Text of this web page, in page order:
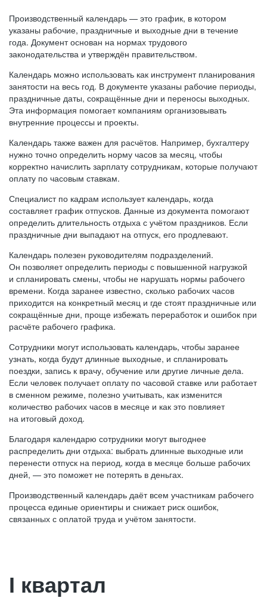
Производственный календарь — это график, в котором
указаны рабочие, праздничные и выходные дни в течение
года. Документ основан на нормах трудового
законодательства и утверждён правительством.
Календарь можно использовать как инструмент планирования
занятости на весь год. В документе указаны рабочие периоды,
праздничные даты, сокращённые дни и переносы выходных.
Эта информация помогает компаниям организовывать
внутренние процессы и проекты.
Календарь также важен для расчётов. Например, бухгалтеру
нужно точно определить норму часов за месяц, чтобы
корректно начислить зарплату сотрудникам, которые получают
оплату по часовым ставкам.
Специалист по кадрам использует календарь, когда
составляет график отпусков. Данные из документа помогают
определить длительность отдыха с учётом праздников. Если
праздничные дни выпадают на отпуск, его продлевают.
Календарь полезен руководителям подразделений.
Он позволяет определить периоды с повышенной нагрузкой
и спланировать смены, чтобы не нарушать нормы рабочего
времени. Когда заранее известно, сколько рабочих часов
приходится на конкретный месяц и где стоят праздничные или
сокращённые дни, проще избежать переработок и ошибок при
расчёте рабочего графика.
Сотрудники могут использовать календарь, чтобы заранее
узнать, когда будут длинные выходные, и спланировать
поездки, запись к врачу, обучение или другие личные дела.
Если человек получает оплату по часовой ставке или работает
в сменном режиме, полезно учитывать, как изменится
количество рабочих часов в месяце и как это повлияет
на итоговый доход.
Благодаря календарю сотрудники могут выгоднее
распределить дни отдыха: выбрать длинные выходные или
перенести отпуск на период, когда в месяце больше рабочих
дней, — это поможет не потерять в деньгах.
Производственный календарь даёт всем участникам рабочего
процесса единые ориентиры и снижает риск ошибок,
связанных с оплатой труда и учётом занятости.
I квартал